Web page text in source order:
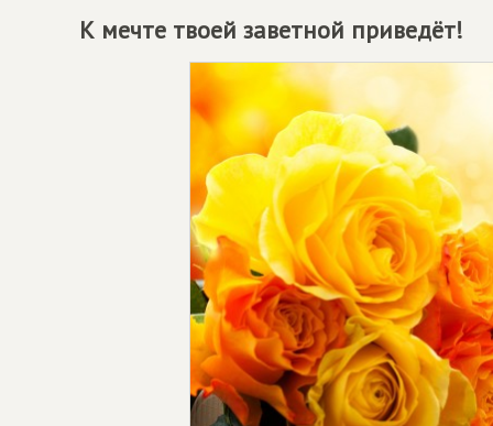
К мечте твоей заветной приведёт!